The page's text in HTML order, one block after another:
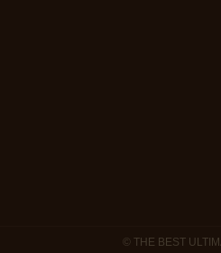
© THE BEST